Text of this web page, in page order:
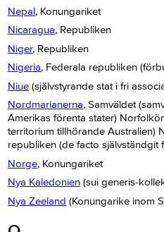
Nepal, Konungariket
Nicaragua, Republiken
Niger, Republiken
Nigeria, Federala republiken
Niue (självstyrande stat i fri
Nordmarianerna, Samväldet
Amerikas förenta stater)
territorium tillhörande Australien)
republiken (de facto självständgit
Norge, Konungariket
Nya Kaledonien (sui generis-
Nya Zeeland (Konungarike inom